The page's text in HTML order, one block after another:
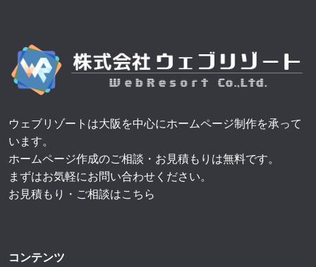
ウェブリゾートは大阪を中心にホームページ制作を承って
います。
ホームページ作成のご相談・お見積もりは無料です。
まずはお気軽にお問い合わせください。
お見積もり・ご相談はこちら
コンテンツ